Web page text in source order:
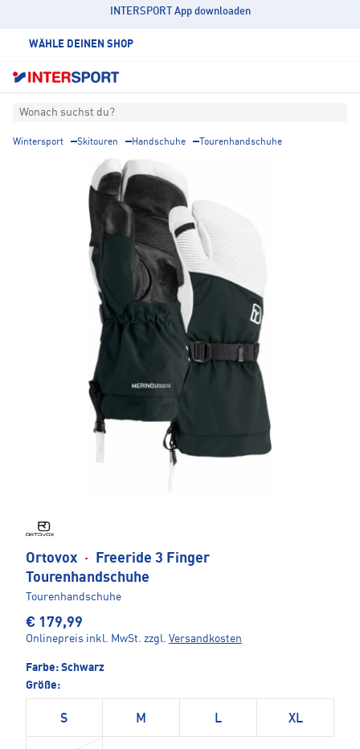
INTERSPORT App downloaden
WÄHLE DEINEN SHOP
Wonach suchst du?
Wintersport Skitouren Handschuhe Tourenhandschuhe
Ortovox ·
Freeride 3 Finger
Tourenhandschuhe
Tourenhandschuhe
€ 179,99
Onlinepreis inkl. MwSt. zzgl. Versandkosten
Farbe: Schwarz
Größe:
S M L XL